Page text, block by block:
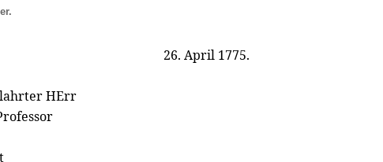
26. April 1775.
HErr